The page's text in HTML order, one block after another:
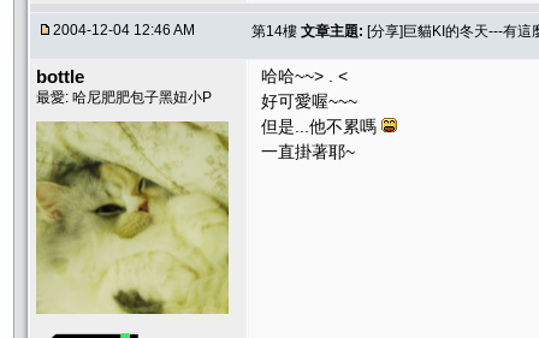
2004-12-04 12:46 AM 第14樓 文章主題: [分享]巨貓KI的冬天---有這
bottle
最愛: 哈尼肥肥包子黑妞小P
哈哈~~> . <
好可愛喔~~~
但是...他不累嗎
一直掛著耶~